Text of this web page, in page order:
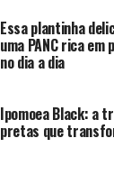
Essa plantinha
uma PANC rica
no dia a dia
Ipomoea Black: a
pretas que